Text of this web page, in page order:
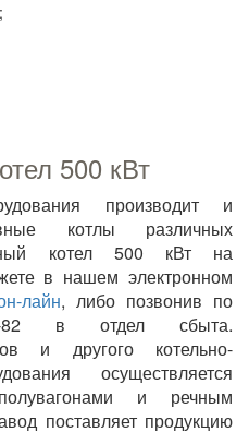
500 кВт
производит и
котлы различных
котел 500 кВт на
в нашем электронном
лайн, либо позвонив по
82 в отдел сбыта.
и другого котельно-
осуществляется
и речным
поставляет продукцию